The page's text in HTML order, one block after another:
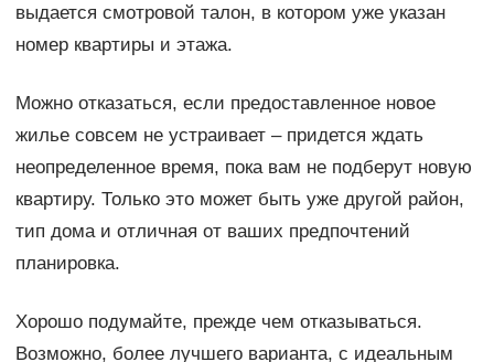
выдается смотровой талон, в котором уже указан
номер квартиры и этажа.
Можно отказаться, если предоставленное новое
жилье совсем не устраивает – придется ждать
неопределенное время, пока вам не подберут новую
квартиру. Только это может быть уже другой район,
тип дома и отличная от ваших предпочтений
планировка.
Хорошо подумайте, прежде чем отказываться.
Возможно, более лучшего варианта, с идеальным